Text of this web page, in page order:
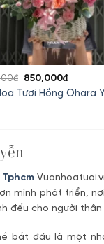
Tươi Hồng Ohara
₫
Giá
gốc
850,000₫Giá
hiện
mình phát triển,
đếu cho người
bắt đầu là một